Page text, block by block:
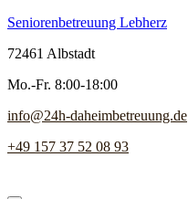
Seniorenbetreuung Lebherz
72461 Albstadt
Mo.-Fr. 8:00-18:00
info@24h-daheimbetreuung.de
+49 157 37 52 08 93